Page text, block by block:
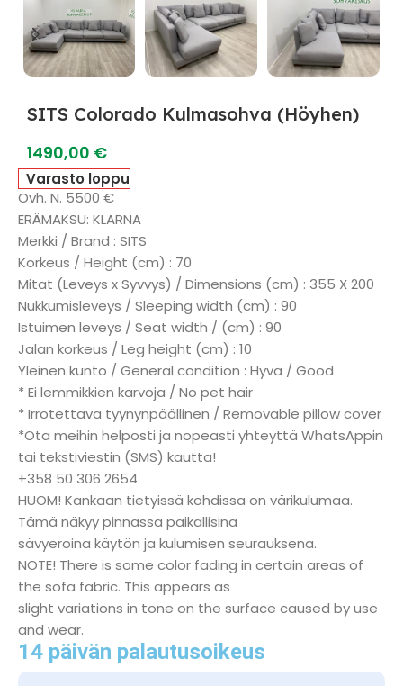
SITS Colorado Kulmasohva (Höyhen)
1490,00 €
Varasto loppu
Ovh. N. 5500 €
ERÄMAKSU: KLARNA
Merkki / Brand : SITS
Korkeus / Height (cm) : 70
Mitat (Leveys x Syvvys) / Dimensions (cm) : 355 X 200
Nukkumisleveys / Sleeping width (cm) : 90
Istuimen leveys / Seat width / (cm) : 90
Jalan korkeus / Leg height (cm) : 10
Yleinen kunto / General condition : Hyvä / Good
* Ei lemmikkien karvoja / No pet hair
* Irrotettava tyynynpäällinen / Removable pillow cover
*Ota meihin helposti ja nopeasti yhteyttä WhatsAppin
tai tekstiviestin (SMS) kautta!
+358 50 306 2654
HUOM! Kankaan tietyissä kohdissa on värikulumaa.
Tämä näkyy pinnassa paikallisina
sävyeroina käytön ja kulumisen seurauksena.
NOTE! There is some color fading in certain areas of
the sofa fabric. This appears as
slight variations in tone on the surface caused by use
and wear.
14 päivän palautusoikeus